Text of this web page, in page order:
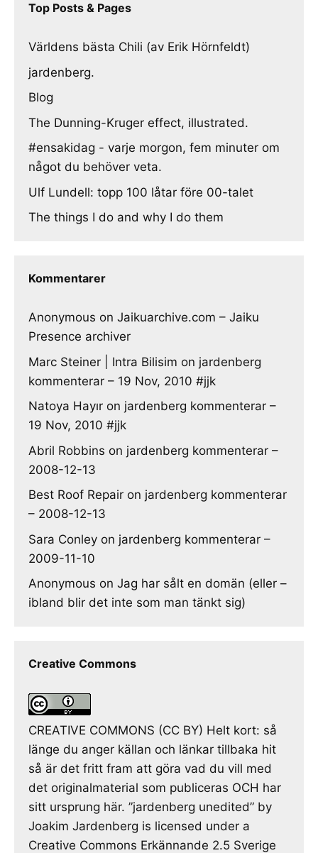
Top Posts & Pages
Världens bästa Chili (av Erik Hörnfeldt)
jardenberg.
Blog
The Dunning-Kruger effect, illustrated.
#ensakidag - varje morgon, fem minuter om
något du behöver veta.
Ulf Lundell: topp 100 låtar före 00-talet
The things I do and why I do them
Kommentarer
Anonymous on Jaikuarchive.com – Jaiku
Presence archiver
Marc Steiner | Intra Bilisim on jardenberg
kommenterar – 19 Nov, 2010 #jjk
Natoya Hayır on jardenberg kommenterar –
19 Nov, 2010 #jjk
Abril Robbins on jardenberg kommenterar –
2008-12-13
Best Roof Repair on jardenberg kommenterar
– 2008-12-13
Sara Conley on jardenberg kommenterar –
2009-11-10
Anonymous on Jag har sålt en domän (eller –
ibland blir det inte som man tänkt sig)
Creative Commons
CREATIVE COMMONS (CC BY) Helt kort: så
länge du anger källan och länkar tillbaka hit
så är det fritt fram att göra vad du vill med
det originalmaterial som publiceras OCH har
sitt ursprung här. ”jardenberg unedited” by
Joakim Jardenberg is licensed under a
Creative Commons Erkännande 2.5 Sverige